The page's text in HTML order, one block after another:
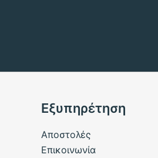
Εξυπηρέτηση
Αποστολές
Επικοινωνία